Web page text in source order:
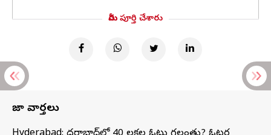
మీరు పూర్తి చేశారు
తాజా వార్తలు